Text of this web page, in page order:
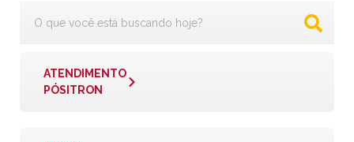
ATENDIMENTO
PÓSITRON